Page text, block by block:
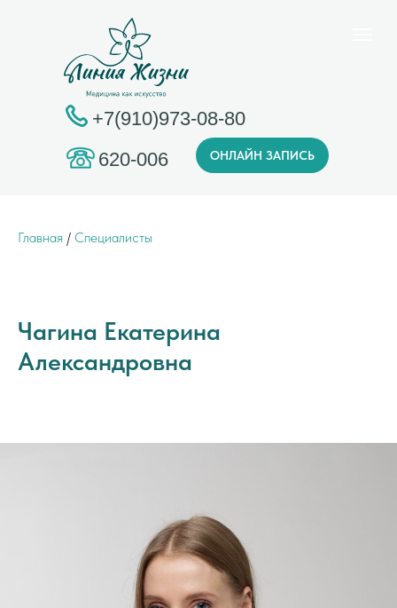
620-006 ОНЛАЙН ЗАПИСЬ
+7(910)973-08-80
Главная / Специалисты
Чагина Екатерина
Александровна